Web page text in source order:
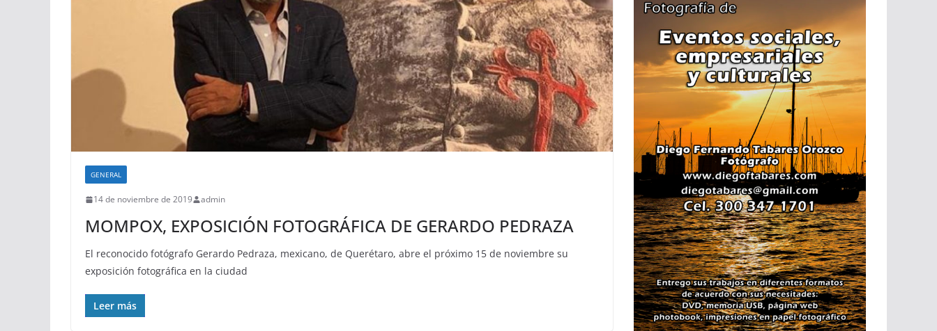
GENERAL
14 de noviembre de 2019 admin
MOMPOX, EXPOSICIÓN FOTOGRÁFICA DE GERARDO PEDRAZA
El reconocido fotógrafo Gerardo Pedraza, mexicano, de Querétaro, abre el próximo 15 de noviembre su
exposición fotográfica en la ciudad
Leer más